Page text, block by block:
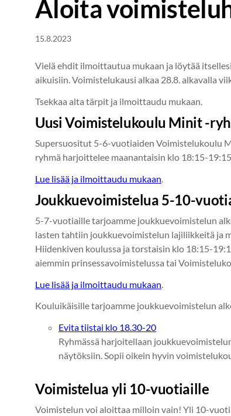
Aloita
15.8.2023
Vielä ehdit ilmoittautua mukaan ja löytää
aikuisiin. Voimistelukausi alkaa 28.8. alkavalla
Tsekkaa alta tärpit ja ilmoittaudu mukaan.
Uusi Voimistelukoulu Minit -
Supersuositut 5-6-vuotiaiden Voimistelukoulu
ryhmä harjoittelee maanantaisin klo 18:15-
Lue lisää ja ilmoittaudu mukaan.
Joukkuevoimistelua 5-10-
5-7-vuotiaille tarjoamme joukkuevoimistelun
lasten tahtiin joukkuevoimistelun lajiliikkeitä ja
Hiidenkiven koulussa ja torstaisin klo 18:15-
aiemmin prinsessavoimistelussa tai
Lue lisää ja ilmoittaudu mukaan
Kouluikäisille tarjoamme joukkuevoimistelun
Evita tiistai klo 18.30-20
Ryhmässä harjoitellaan
näytöksiin. Sopii oikein hyvin
Voimistelua yli 10-vuotiaille
Voimistelun voi aloittaa milloin vain! Yli 10-